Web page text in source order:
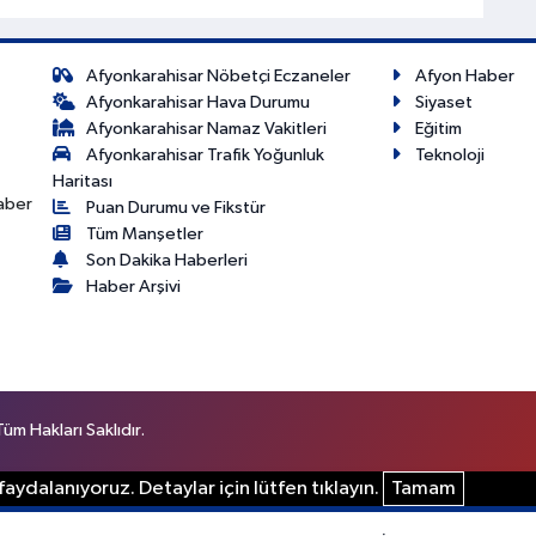
Afyonkarahisar Nöbetçi Eczaneler
Afyonkarahisar Hava Durumu
Afyonkarahisar Namaz Vakitleri
Afyonkarahisar Trafik Yoğunluk
Haritası
Puan Durumu ve Fikstür
Tüm Manşetler
Son Dakika Haberleri
Haber Arşivi
Afyon Haber
Siyaset
Eğitim
Teknoloji
Hakları Saklıdır.
Detaylar için lütfen tıklayın. Tamam